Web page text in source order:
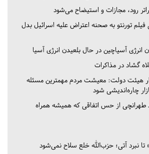
رود، مجازات و استیضاح می‌شود
فیلم تورنتو به صحنه اعتراض علیه اسرائیل بدل
انرژی آسیاچین در حال بلعیدن انرژی آسیا
گشاد در مذاکرات
هیئت دولت: معیشت مردم مهمترین مسئله
چاره‌اندیشی شود
طهرانچی از حس اتفاقی که همیشه همراه
نبرد آتی؛ حزب‌الله خلع سلاح نمی‌شود